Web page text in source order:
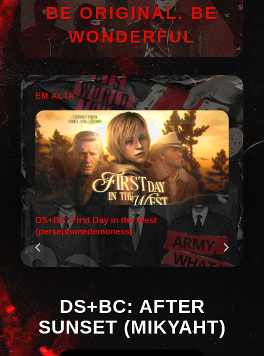
BE ORIGINAL. BE
WONDERFUL
EM ALTA
DS+BC: First Day in the West
(persephonedemoness)
DS+BC: AFTER
SUNSET (MIKYAHT)